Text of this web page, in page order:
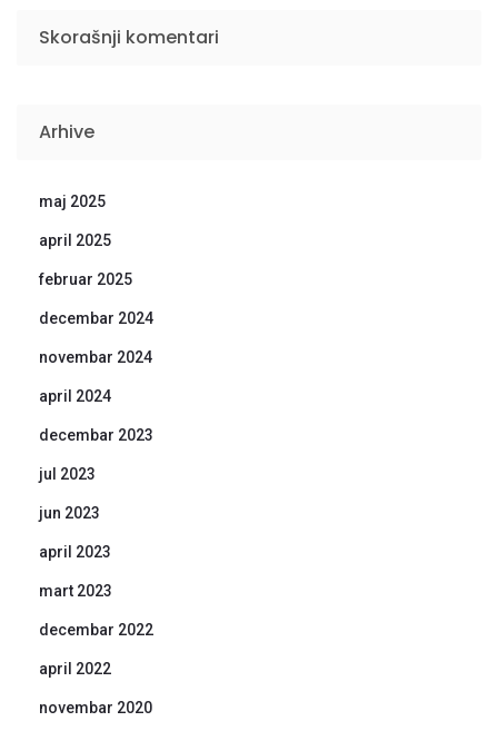
Skorašnji komentari
Arhive
maj 2025
april 2025
februar 2025
decembar 2024
novembar 2024
april 2024
decembar 2023
jul 2023
jun 2023
april 2023
mart 2023
decembar 2022
april 2022
novembar 2020